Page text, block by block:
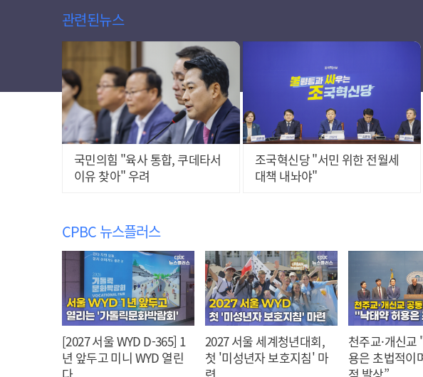
관련된뉴스
국민의힘 "육사 통합, 쿠데타서
이유 찾아" 우려
조국혁신당 "서민 위한 전월세
대책 내놔야"
CPBC 뉴스플러스
[2027 서울 WYD D-365] 1
년 앞두고 미니 WYD 열린
다
2027 서울 세계청년대회,
첫 '미성년자 보호지침' 마
련
천주교·개신교
용은 초법적이
적 발상”